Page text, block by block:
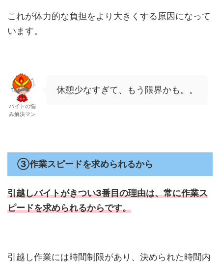
これが体力的な負担をより大きくする原因になって
います。
バイトの悩
み解決マン
休憩少なすぎて、もう限界かも。。
③作業スピードを求められるから
引越しバイトがきつい3番目の理由は、常に作業ス
ピードを求められるからです。
引越し作業には時間制限があり、決められた時間内